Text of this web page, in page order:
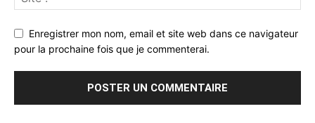
Enregistrer mon nom, email et site web dans ce navigateur
pour la prochaine fois que je commenterai.